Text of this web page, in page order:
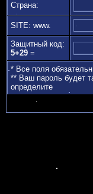
Страна:
SITE: www.
Защитный код:
5+29 =
* Все поля
** Ваш пароль будет
определите